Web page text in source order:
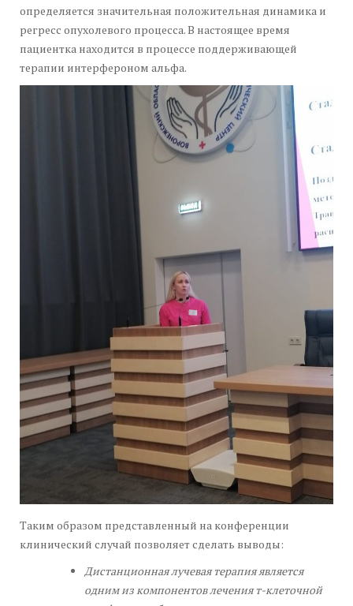
определяется значительная положительная динамика и
регресс опухолевого процесса. В настоящее время
пациентка находится в процессе поддерживающей
терапии интерфероном альфа.
Таким образом представленный на конференции
клинический случай позволяет сделать выводы:
Дистанционная лучевая терапия является
одним из компонентов лечения т-клеточной